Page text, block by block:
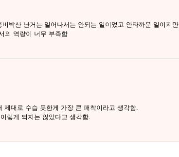
박산 난거는 일어나서는 안되는 일이었고 안타까운 일이지만,
의 역량이 너무 부족함
제대로 수습 못한게 가장 큰 패착이라고 생각함.
렇게 되지는 않았다고 생각함.